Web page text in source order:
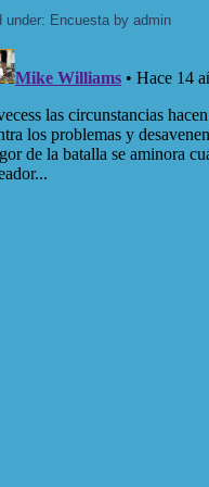
under: Encuesta by admin